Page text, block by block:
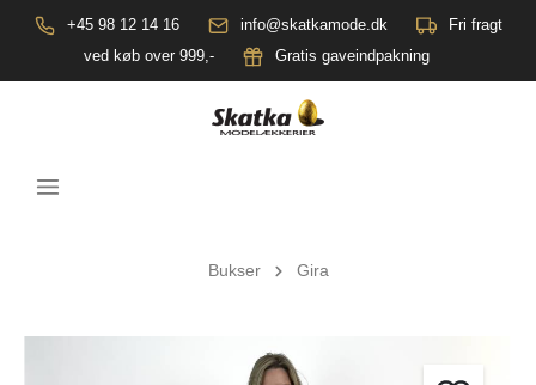
+45 98 12 14 16 info@skatkamode.dk
Fri fragt
ved køb over 999,-
Gratis gaveindpakning
Bukser Gira